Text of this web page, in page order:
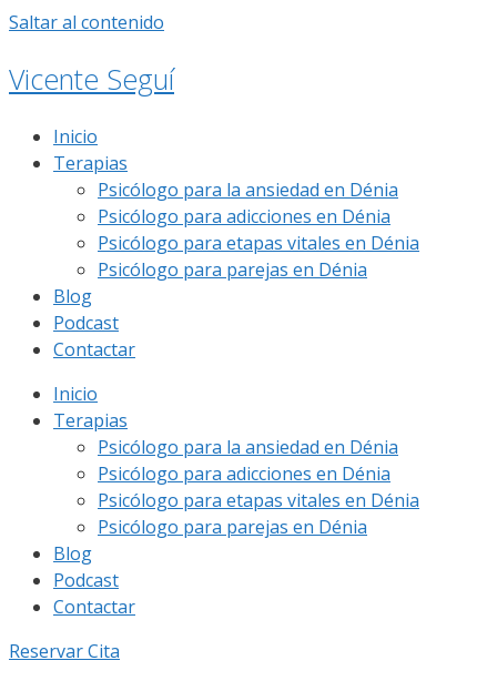
Saltar al contenido
Vicente Seguí
Inicio
Terapias
Psicólogo para la ansiedad en Dénia
Psicólogo para adicciones en Dénia
Psicólogo para etapas vitales en Dénia
Psicólogo para parejas en Dénia
Blog
Podcast
Contactar
Inicio
Terapias
Psicólogo para la ansiedad en Dénia
Psicólogo para adicciones en Dénia
Psicólogo para etapas vitales en Dénia
Psicólogo para parejas en Dénia
Blog
Podcast
Contactar
Reservar Cita